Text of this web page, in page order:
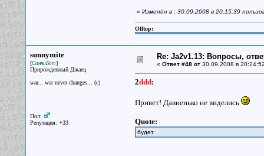
« Изменён в : 30.09.2008 в 20:15:39
Offtop:
sunnymite
[СанниБот]
Прирожденный Джаец
war... war never changes... (c)
Пол:
Репутация: +33
Re: Ja2v1.13: Вопросы,
« Ответ #48 от30.09.2008 в
2ddd:
Привет! Давненько не виделись
Quote:
будет